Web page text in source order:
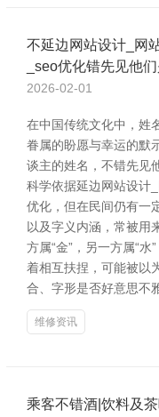
不延边网站设计_网
_seo优化错先见他
2026-02-01
在中国传统文化中，姓
眷属的盼愿与幸运的默
谈主的姓名，不错先见
科学依据延边网站设计
优化，但在民间仍有一
以及字义内涵，常被用
方属“金”，另一方属“
着相互扶捏，可能被以
合、字形是否好意思不
维修资讯
乘客不错酒|饮料及